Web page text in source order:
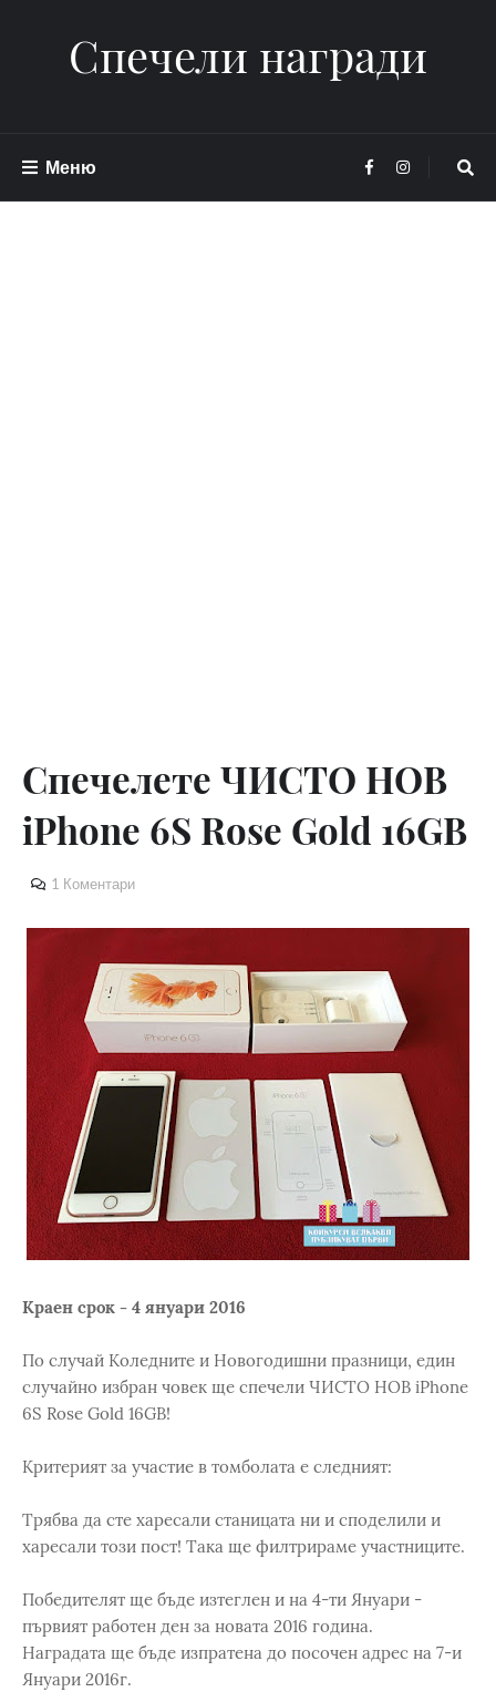
Спечели награди
Меню
Спечелете ЧИСТО НОВ
iPhone 6S Rose Gold 16GB
1 Коментари
Краен срок - 4 януари 2016
По случай Коледните и Новогодишни празници, един
случайно избран човек ще спечели ЧИСТО НОВ iPhone
6S Rose Gold 16GB!
Критерият за участие в томболата е следният:
Трябва да сте харесали станицата ни и споделили и
харесали този пост! Така ще филтрираме участниците.
Победителят ще бъде изтеглен и на 4-ти Януари -
първият работен ден за новата 2016 година.
Наградата ще бъде изпратена до посочен адрес на 7-и
Януари 2016г.